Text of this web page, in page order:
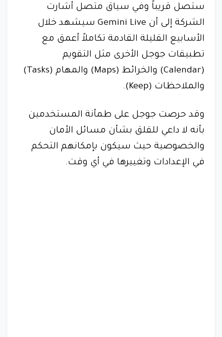
ستصل قريباً وفي سياق متصل أشارت
الشركة إلى أن Gemini Live سيشهد خلال
الأسابيع القليلة القادمة تكاملاً أعمق مع
تطبيقات جوجل الأخرى مثل التقويم
(Calendar) والخرائط (Maps) والمهام (Tasks)
والملاحظات (Keep).
وقد حرصت جوجل على طمأنة المستخدمين
بأنه لا داعي للقلق بشأن مسائل الأمان
والخصوصية حيث سيكون بإمكانهم التحكم
في الإعدادات وتغييرها في أي وقت.